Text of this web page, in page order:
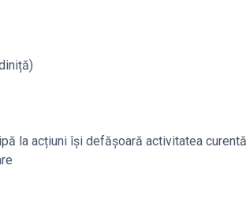
la acțiuni își defășoară activitatea